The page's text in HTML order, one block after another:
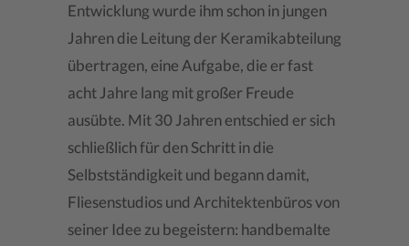
Entwicklung wurde ihm schon in jungen
Jahren die Leitung der Keramikabteilung
übertragen, eine Aufgabe, die er fast
acht Jahre lang mit großer Freude
ausübte. Mit 30 Jahren entschied er sich
schließlich für den Schritt in die
Selbstständigkeit und begann damit,
Fliesenstudios und Architektenbüros von
seiner Idee zu begeistern: handbemalte